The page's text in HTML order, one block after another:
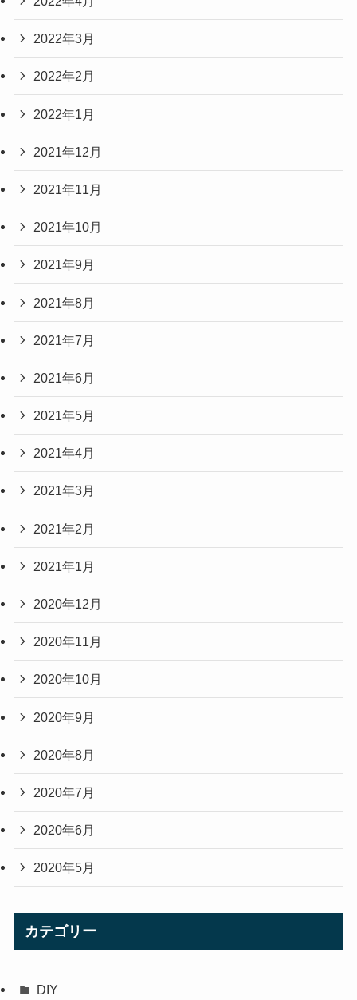
2022年3月
2022年2月
2022年1月
2021年12月
2021年11月
2021年10月
2021年9月
2021年8月
2021年7月
2021年6月
2021年5月
2021年4月
2021年3月
2021年2月
2021年1月
2020年12月
2020年11月
2020年10月
2020年9月
2020年8月
2020年7月
2020年6月
2020年5月
カテゴリー
DIY